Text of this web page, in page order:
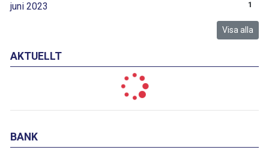
juni 2023 1
Visa alla
AKTUELLT
BANK